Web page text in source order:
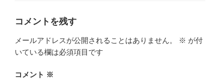
コメントを残す
メールアドレスが公開されることはありません。 ※ が付
いている欄は必須項目です
コメント ※